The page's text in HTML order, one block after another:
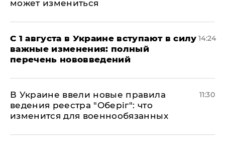
может измениться
С 1 августа в Украине вступают в силу
важные изменения: полный
перечень нововведений
14:24
В Украине ввели новые правила
ведения реестра "Оберіг": что
изменится для военнообязанных
11:30